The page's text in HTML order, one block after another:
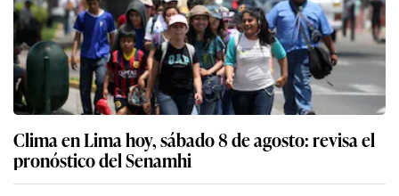
Clima en Lima hoy, sábado 8 de agosto: revisa el
pronóstico del Senamhi